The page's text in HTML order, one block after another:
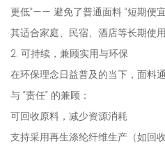
更低”—— 避免了普通面料 “短期便
其适合家庭、民宿、酒店等长期使用
2. 可持续，兼顾实用与环保
在环保理念日益普及的当下，面料
与 “责任” 的兼顾：
可回收原料，减少资源消耗
支持采用再生涤纶纤维生产（如回